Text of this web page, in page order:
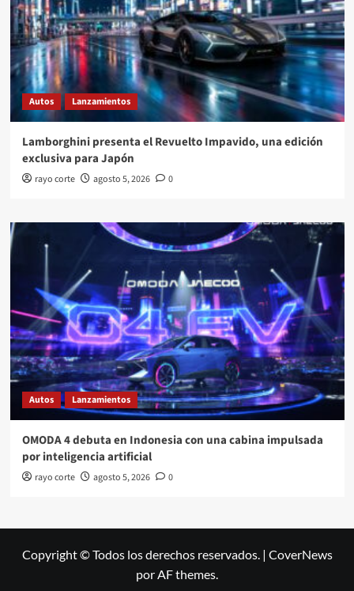
Autos Lanzamientos
Lamborghini presenta el Revuelto Impavido, una edición
exclusiva para Japón
rayo corte agosto 5, 2026 0
Autos Lanzamientos
OMODA 4 debuta en Indonesia con una cabina impulsada
por inteligencia artificial
rayo corte agosto 5, 2026 0
Copyright © Todos los derechos reservados. | CoverNews
por AF themes.